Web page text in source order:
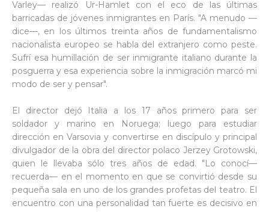
Varley— realizó Ur-Hamlet con el eco de las últimas
barricadas de jóvenes inmigrantes en París. "A menudo —
dice—, en los últimos treinta años de fundamentalismo
nacionalista europeo se habla del extranjero como peste.
Sufrí esa humillación de ser inmigrante italiano durante la
posguerra y esa experiencia sobre la inmigración marcó mi
modo de ser y pensar".
El director dejó Italia a los 17 años primero para ser
soldador y marino en Noruega; luego para estudiar
dirección en Varsovia y convertirse en discípulo y principal
divulgador de la obra del director polaco Jerzey Grotowski,
quien le llevaba sólo tres años de edad. "Lo conocí—
recuerda— en el momento en que se convirtió desde su
pequeña sala en uno de los grandes profetas del teatro. El
encuentro con una personalidad tan fuerte es decisivo en